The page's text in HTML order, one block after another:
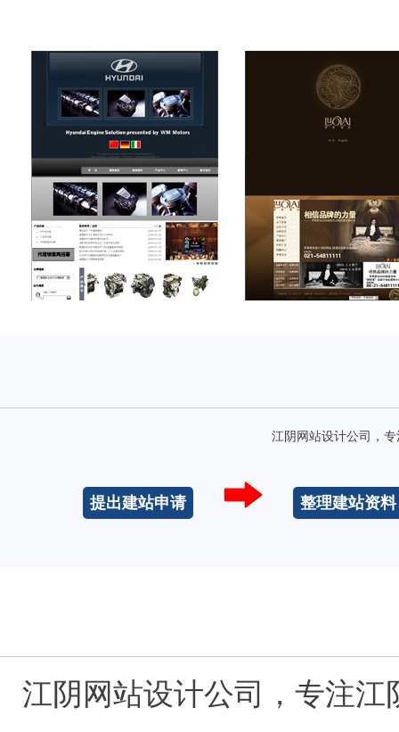
江阴网站设计公司，
提出建站申请 整理建站资料
江阴网站设计公司，专注